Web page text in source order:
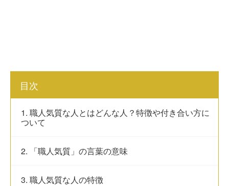
目次
1. 職人気質な人とはどんな人？特徴や付き合い方に
ついて
2. 「職人気質」の言葉の意味
3. 職人気質な人の特徴